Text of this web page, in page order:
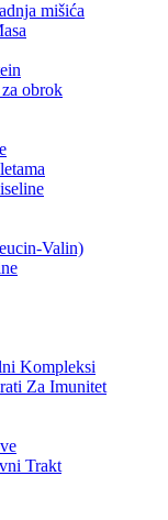
mišića
obrok
Valin)
Kompleksi
Za Imunitet
Trakt